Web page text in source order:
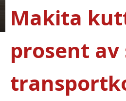
Makita
prosent av